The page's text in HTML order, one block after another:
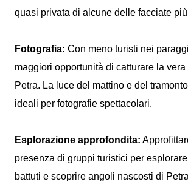
quasi privata di alcune delle facciate
Fotografia: Con meno turisti nei
maggiori opportunità di catturare la
Petra. La luce del mattino e del
ideali per fotografie spettacolari.
Esplorazione approfondita:
presenza di gruppi turistici per
battuti e scoprire angoli nascosti di